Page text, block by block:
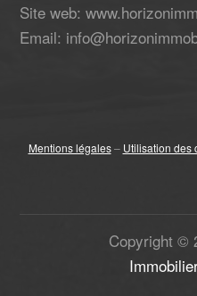
Site web:
Email:
Mentions légales– Utilisation des
Copyright ©